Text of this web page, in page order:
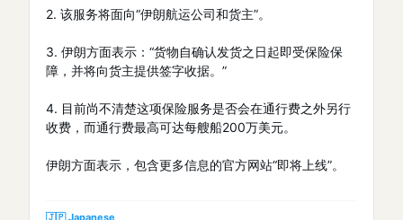
2. 该服务将面向“伊朗航运公司和货主”。
3. 伊朗方面表示：“货物自确认发货之日起即受保险保
障，并将向货主提供签字收据。”
4. 目前尚不清楚这项保险服务是否会在通行费之外另行
收费，而通行费最高可达每艘船200万美元。
伊朗方面表示，包含更多信息的官方网站“即将上线”。